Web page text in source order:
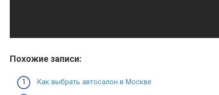
Похожие записи:
Как выбрать автосалон в Москве